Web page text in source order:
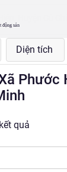
động sản
Diện tích
Phước
kết quả